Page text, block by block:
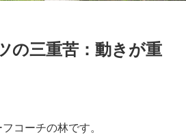
の三重苦：動きが重
コーチの林です。